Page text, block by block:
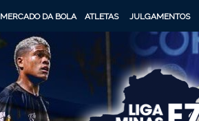
MERCADO DA BOLA ATLETAS JULGAMENTOS